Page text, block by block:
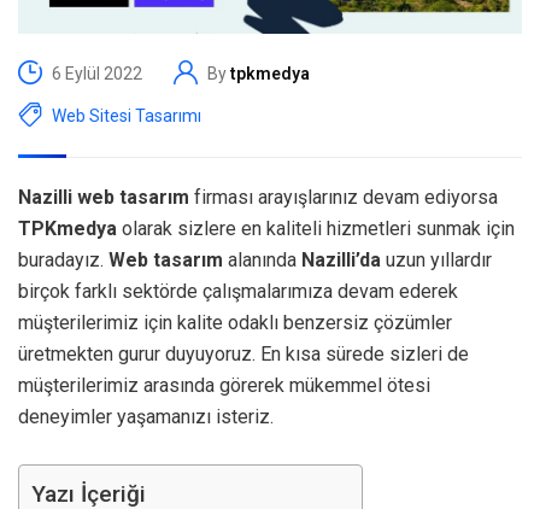
6 Eylül 2022 Bytpkmedya
Web Sitesi Tasarımı
Nazilli web tasarım firması arayışlarınız devam ediyorsa
TPKmedya olarak sizlere en kaliteli hizmetleri sunmak için
buradayız. Web tasarım alanında Nazilli’da uzun yıllardır
birçok farklı sektörde çalışmalarımıza devam ederek
müşterilerimiz için kalite odaklı benzersiz çözümler
üretmekten gurur duyuyoruz. En kısa sürede sizleri de
müşterilerimiz arasında görerek mükemmel ötesi
deneyimler yaşamanızı isteriz.
Yazı İçeriği